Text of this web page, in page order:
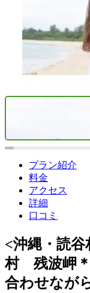
プラン紹介
料金
アクセス
詳細
口コミ
<沖縄・読
村 残波岬＊
合わせなが